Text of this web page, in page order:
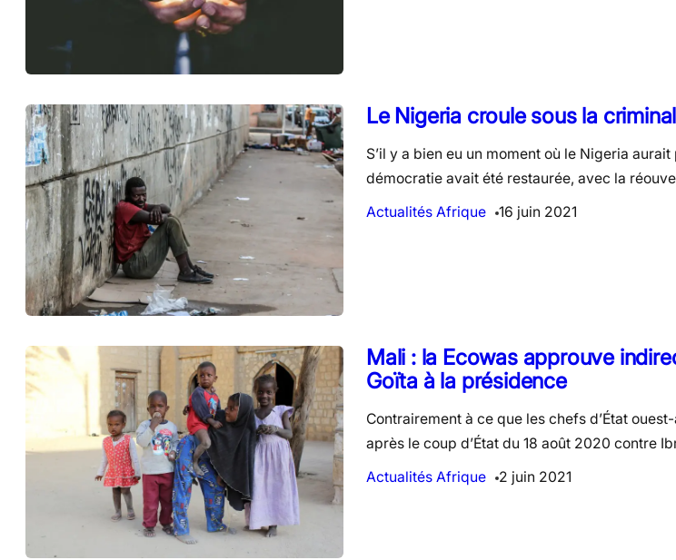
Le Nigeria croule sous la
S’il y a bien eu un moment où le Nigeria
démocratie avait été restaurée, avec la
Actualités Afrique
16 juin 2021
Mali : la Ecowas approuve
Goïta à la présidence
Contrairement à ce que les chefs d’État
après le coup d’État du 18 août 2020 contre
Actualités Afrique
2 juin 2021